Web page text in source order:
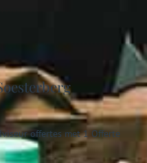
offertes met 1 Offerte